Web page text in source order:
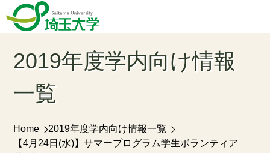
2019年度学内向け情報
一覧
Home
2019年度学内向け情報一覧
【4月24日(水)】サマープログラム学生ボランティア